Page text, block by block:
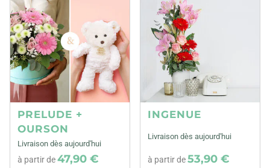
PRELUDE +
OURSON
Livraison dès aujourd'hui
à partir de47,90 €
INGENUE
Livraison dès aujourd'hui
à partir de53,90 €